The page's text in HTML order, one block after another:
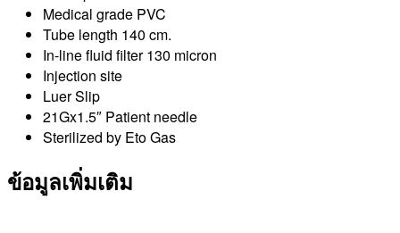
Medical grade PVC
Tube length 140 cm.
In-line fluid filter 130 micron
Injection site
Luer Slip
21Gx1.5″ Patient needle
Sterilized by Eto Gas
ข้อมูลเพิ่มเติม